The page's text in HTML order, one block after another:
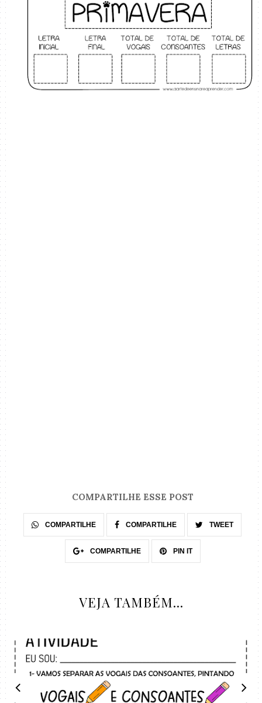
COMPARTILHE ESSE POST
COMPARTILHE COMPARTILHE TWEET
COMPARTILHE PIN IT
VEJA TAMBÉM...